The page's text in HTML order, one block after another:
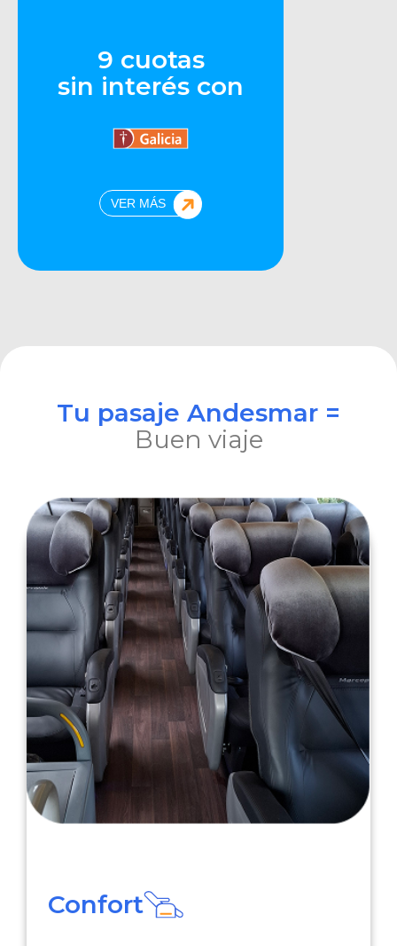
9 cuotas
sin interés con
VER MÁS
Tu pasaje Andesmar =
Buen viaje
Confort